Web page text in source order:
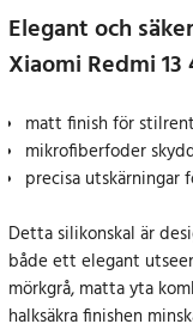
Elegant och
Xiaomi Redmi 13
matt finish för
mikrofiberfoder
precisa
Detta silikonskal är
både ett elegant
mörkgrå, matta yta
halksäkra finishen